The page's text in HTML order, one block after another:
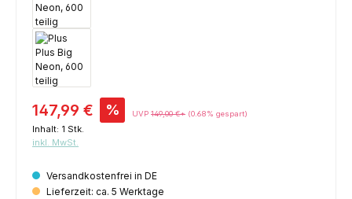
Verkaufspreis:
147,99 € % UVP 149,00 €* (0.68% gespart)
Inhalt: 1 Stk.
inkl. MwSt.
Versandkostenfrei in DE
Lieferzeit: ca. 5 Werktage